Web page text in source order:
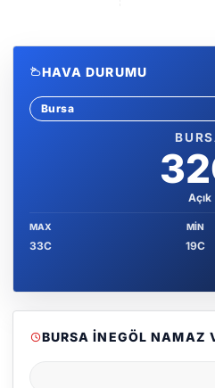
HAVA DURUMU
Sehir sec
Açık
MAX
33C
MIN
19C
BURSA İNEGÖL NAMAZ